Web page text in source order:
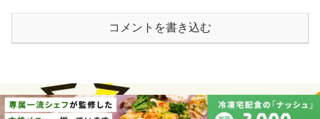
コメントを書き込む